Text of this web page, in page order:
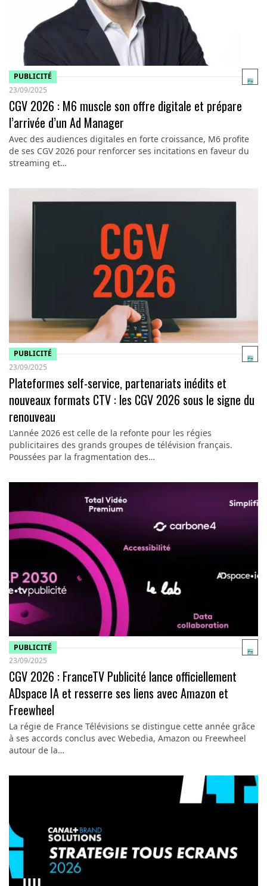
PUBLICITÉ
23/09/2025
CGV 2026 : M6 muscle son offre digitale et prépare
l’arrivée d’un Ad Manager
Avec des audiences digitales en forte croissance, M6 profite
de ses CGV 2026 pour renforcer ses incitations en faveur du
streaming et…
PUBLICITÉ
23/09/2025
Plateformes self-service, partenariats inédits et
nouveaux formats CTV : les CGV 2026 sous le signe du
renouveau
L'année 2026 est celle de la refonte pour les régies
publicitaires des grands groupes de télévision français.
Poussées par la fragmentation des…
PUBLICITÉ
23/09/2025
CGV 2026 : FranceTV Publicité lance officiellement
ADspace IA et resserre ses liens avec Amazon et
Freewheel
La régie de France Télévisions se distingue cette année grâce
à ses accords conclus avec Webedia, Amazon ou Freewheel
autour de la…